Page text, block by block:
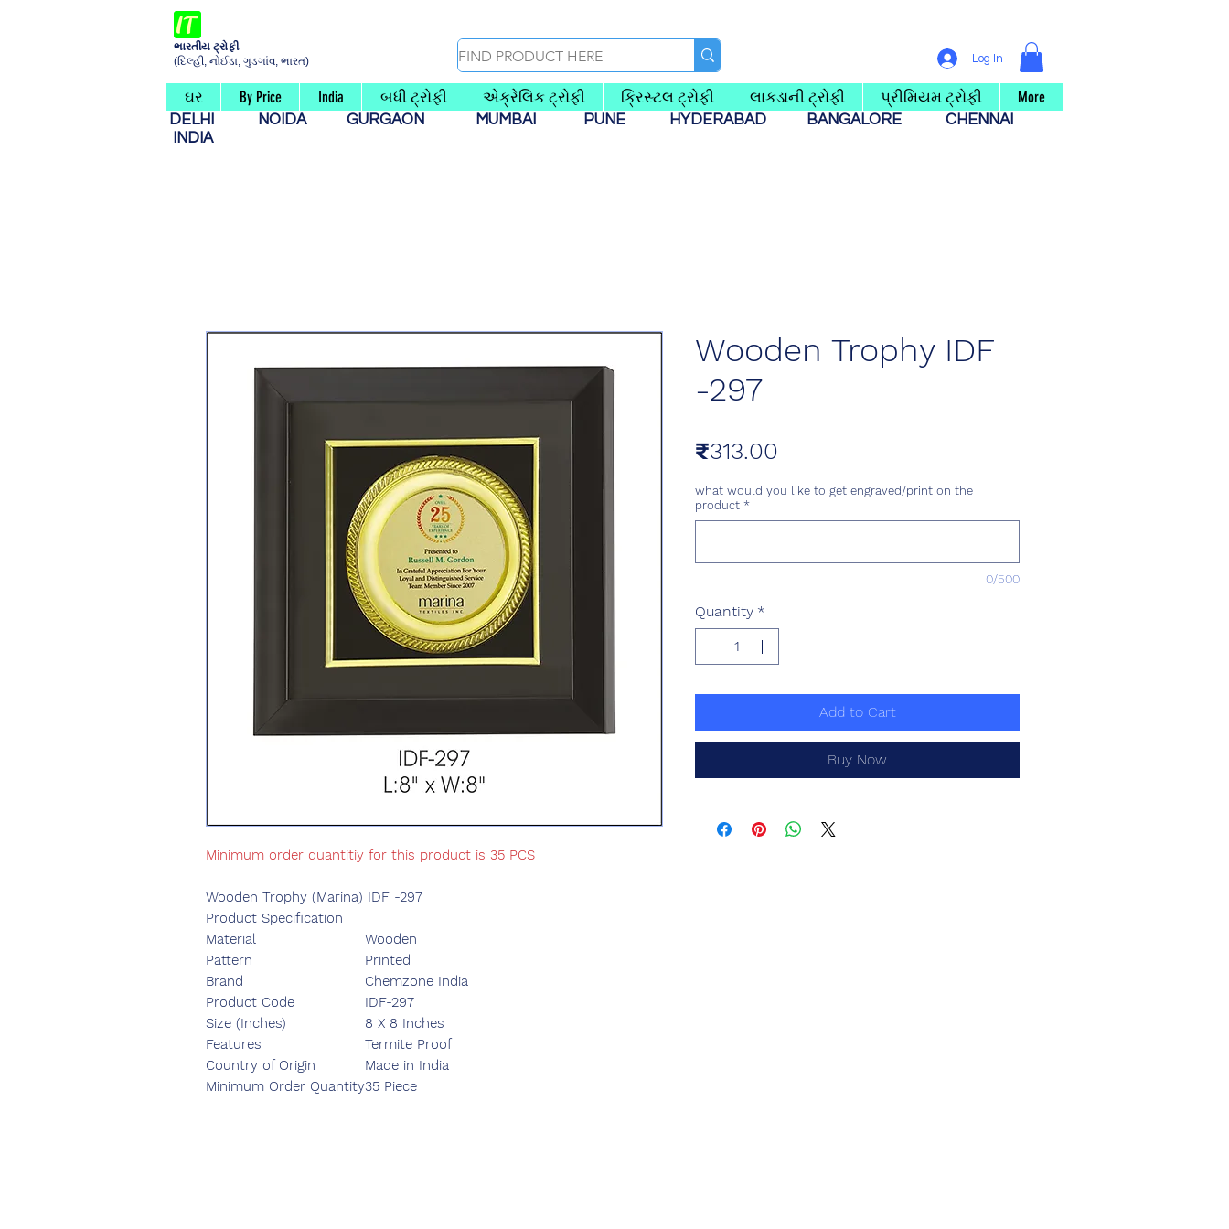
ભારતીય ટ્રોફી
(દિલ્હી, નોઈડા, ગુડગાંવ, ભારત)
Log In
ઘર By Price India બધી ટ્રોફી એક્રેલિક ટ્રોફી ક્રિસ્ટલ ટ્રોફી લાકડાની ટ્રોફી પ્રીમિયમ ટ્રોફી More
DELHI NOIDA GURGAON MUMBAI PUNE HYDERABAD BANGALORE
CHENNAI
INDIA
Minimum order quantitiy for this product is 35 PCS
Wooden Trophy (Marina) IDF -297
Product Specification
Material
Wooden
Pattern
Printed
Brand
Chemzone India
Product Code
IDF-297
Size (Inches)
8 X 8 Inches
Features
Termite Proof
Country of Origin
Made in India
Minimum Order Quantity35 Piece
Wooden Trophy IDF
-297
₹313.00
what would you like to get engraved/print on the
product *
0/500
Quantity *
Add to Cart
Buy Now